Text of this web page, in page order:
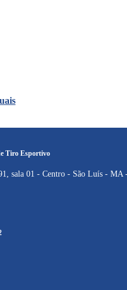
Tiro Esportivo
sala 01 - Centro - São Luís - MA